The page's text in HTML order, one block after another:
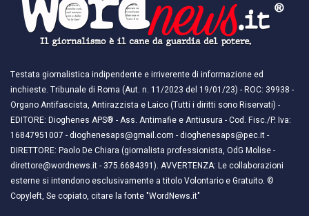
Testata giornalistica indipendente e irriverente di informazione ed
inchieste. Tribunale di Roma (Aut. n. 11/2023 del 19/01/23) - ROC: 39938 -
Organo Antifascista, Antirazzista e Laico (Tutti i diritti sono Riservati) -
EDITORE: Dioghenes APS® - Ass. Antimafie e Antiusura - Cod. Fisc./P. Iva:
16847951007 - dioghenesaps@gmail.com - dioghenesaps@pec.it - ​​
DIRETTORE: Paolo De Chiara (giornalista professionista, OdG Molise -
direttore@wordnews.it - ​​375.6684391). AVVERTENZA: Le collaborazioni
esterne si intendono esclusivamente a titolo Volontario e Gratuito. ©
Copyleft, Se copiato, citare la fonte "WordNews.it"